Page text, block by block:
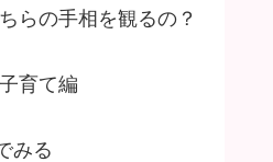
らの手相を観るの？
育て編
みる